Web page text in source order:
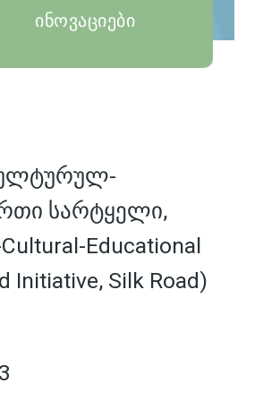
ინოვაციები
სარტყელი,
Educational
Initiative, Silk Road)